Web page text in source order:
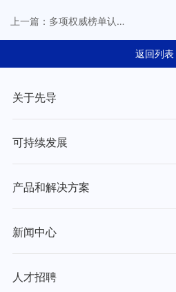
上一篇：多项权威榜单认
返回列表
关于先导
可持续发展
产品和解决方案
新闻中心
人才招聘